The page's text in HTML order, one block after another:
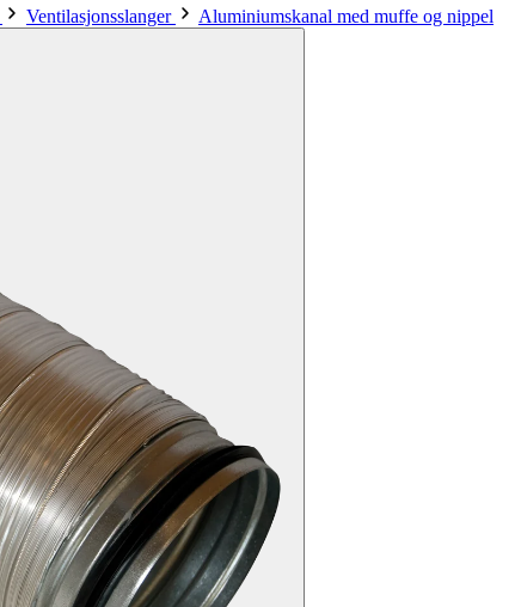
Ventilasjonsslanger Aluminiumskanal med muffe og nippel